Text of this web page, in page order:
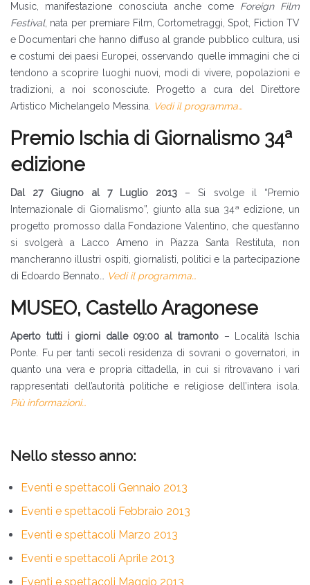
Music, manifestazione conosciuta anche come Foreign Film
Festival, nata per premiare Film, Cortometraggi, Spot, Fiction TV
e Documentari che hanno diffuso al grande pubblico cultura, usi
e costumi dei paesi Europei, osservando quelle immagini che ci
tendono a scoprire luoghi nuovi, modi di vivere, popolazioni e
tradizioni, a noi sconosciute. Progetto a cura del Direttore
Artistico Michelangelo Messina.
Vedi il programma…
Premio Ischia di Giornalismo 34ª
edizione
Dal 27 Giugno al 7 Luglio 2013 – Si svolge il “Premio
Internazionale di Giornalismo”, giunto alla sua 34ª edizione, un
progetto promosso dalla Fondazione Valentino, che quest’anno
si svolgerà a Lacco Ameno in Piazza Santa Restituta, non
mancheranno illustri ospiti, giornalisti, politici e la partecipazione
di Edoardo Bennato…
Vedi il programma…
MUSEO, Castello Aragonese
Aperto tutti i giorni dalle 09:00 al tramonto– Località Ischia
Ponte. Fu per tanti secoli residenza di sovrani o governatori, in
quanto una vera e propria cittadella, in cui si ritrovavano i vari
rappresentati dell’autorità politiche e religiose dell’intera isola.
Più informazioni…
Nello stesso anno:
Eventi e spettacoli Gennaio 2013
Eventi e spettacoli Febbraio 2013
Eventi e spettacoli Marzo 2013
Eventi e spettacoli Aprile 2013
Eventi e spettacoli Maggio 2013